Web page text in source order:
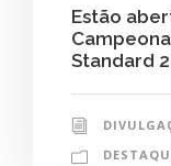
Estão
Standard